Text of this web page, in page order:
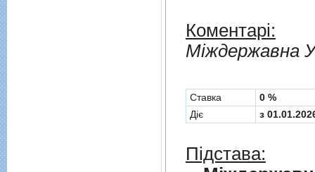
Коментарі:
Мiждержавна
Cтавка
0 %
Діє
з
Підстава: